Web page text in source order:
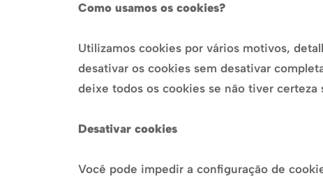
Como usamos os cookies?
Utilizamos cookies por vários motivos,
desativar os cookies sem desativar
deixe todos os cookies se não tiver certeza
Desativar cookies
Você pode impedir a configuração de